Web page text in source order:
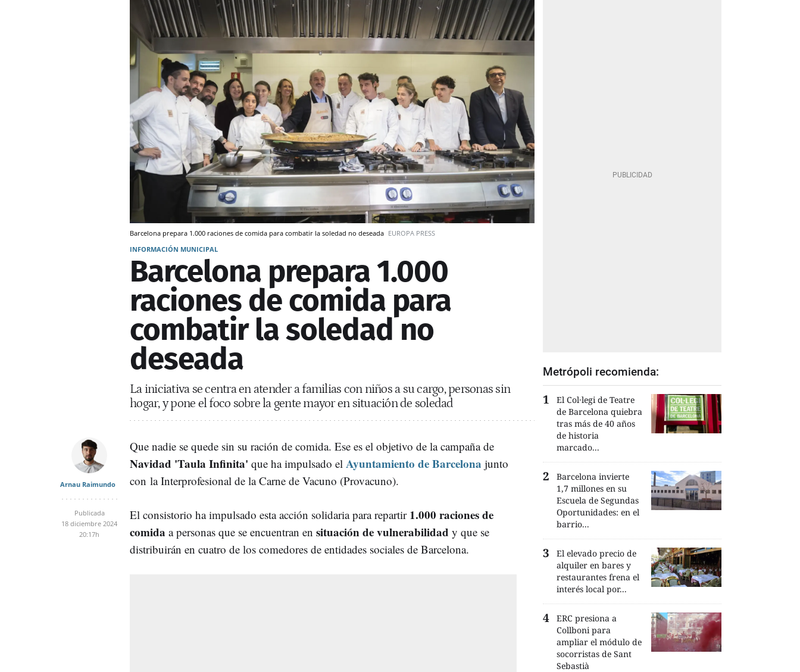
Barcelona prepara 1.000 raciones de comida para combatir la soledad no deseada EUROPA PRESS
INFORMACIÓN MUNICIPAL
Barcelona prepara 1.000
raciones de comida para
combatir la soledad no
deseada
La iniciativa se centra en atender a familias con niños a su cargo, personas sin
hogar, y pone el foco sobre la gente mayor en situación de soledad
Arnau Raimundo
Publicada
18 diciembre 2024
20:17h
Que nadie se quede sin su ración de comida. Ese es el objetivo de la campaña de
Navidad 'Taula Infinita' que ha impulsado el Ayuntamiento de Barcelona junto
con la Interprofesional de la Carne de Vacuno (Provacuno).
El consistorio ha impulsado esta acción solidaria para repartir 1.000 raciones de
comida a personas que se encuentran en situación de vulnerabilidad y que se
distribuirán en cuatro de los comedores de entidades sociales de Barcelona.
Metrópoli recomienda:
El Col·legi de Teatre
de Barcelona quiebra
tras más de 40 años
de historia
marcado...
Barcelona invierte
1,7 millones en su
Escuela de Segundas
Oportunidades: en el
barrio...
El elevado precio de
alquiler en bares y
restaurantes frena el
interés local por...
ERC presiona a
Collboni para
ampliar el módulo de
socorristas de Sant
Sebastià